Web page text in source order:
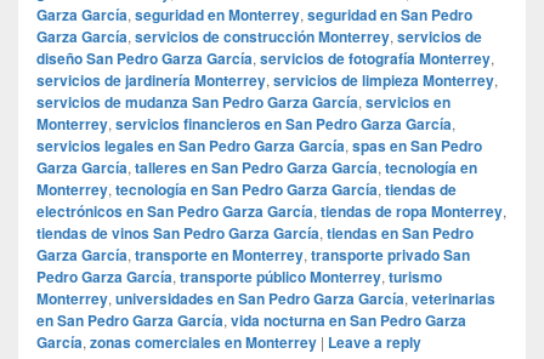
Garza García, seguridad en Monterrey, seguridad en San Pedro
Garza García, servicios de construcción Monterrey, servicios de
diseño San Pedro Garza García, servicios de fotografía Monterrey,
servicios de jardinería Monterrey, servicios de limpieza Monterrey,
servicios de mudanza San Pedro Garza García, servicios en
Monterrey, servicios financieros en San Pedro Garza García,
servicios legales en San Pedro Garza García, spas en San Pedro
Garza García, talleres en San Pedro Garza García, tecnología en
Monterrey, tecnología en San Pedro Garza García, tiendas de
electrónicos en San Pedro Garza García, tiendas de ropa Monterrey,
tiendas de vinos San Pedro Garza García, tiendas en San Pedro
Garza García, transporte en Monterrey, transporte privado San
Pedro Garza García, transporte público Monterrey, turismo
Monterrey, universidades en San Pedro Garza García, veterinarias
en San Pedro Garza García, vida nocturna en San Pedro Garza
García, zonas comerciales en Monterrey | Leave a reply